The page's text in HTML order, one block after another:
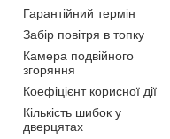
Гарантійний термін
Забір повітря в топку
Камера подвійного
згоряння
Коефіцієнт корисної дії
Кількість шибок у
дверцятах